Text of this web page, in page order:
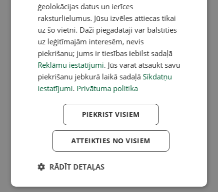
ģeolokācijas datus un ierīces
raksturlielumus. Jūsu izvēles attiecas tikai
uz šo vietni. Daži piegādātāji var balstīties
uz leģitīmajām interesēm, nevis
piekrišanu; jums ir tiesības iebilst sadaļā
Reklāmu iestatījumi. Jūs varat atsaukt savu
piekrišanu jebkurā laikā sadaļā Sīkdatņu
iestatījumi. Privātuma politika
PIEKRIST VISIEM
ATTEIKTIES NO VISIEM
RĀDĪT DETAĻAS